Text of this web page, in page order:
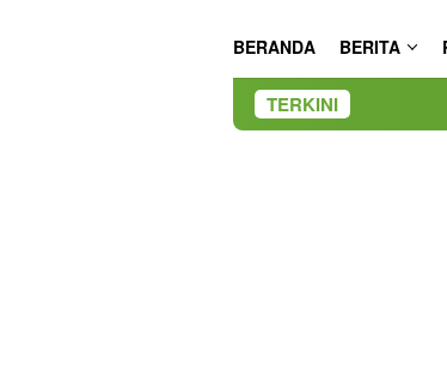
BERANDA BERITA
TERKINI HUT ke-50